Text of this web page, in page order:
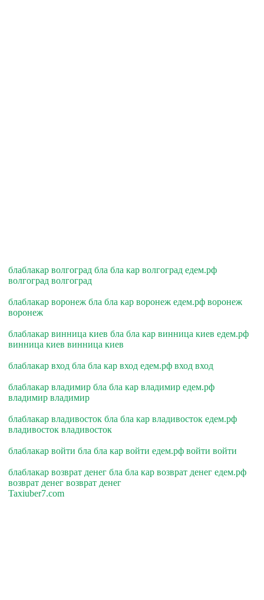
блаблакар волгоград бла бла кар волгоград едем.рф
волгоград волгоград
блаблакар воронеж бла бла кар воронеж едем.рф воронеж
воронеж
блаблакар винница киев бла бла кар винница киев едем.рф
винница киев винница киев
блаблакар вход бла бла кар вход едем.рф вход вход
блаблакар владимир бла бла кар владимир едем.рф
владимир владимир
блаблакар владивосток бла бла кар владивосток едем.рф
владивосток владивосток
блаблакар войти бла бла кар войти едем.рф войти войти
блаблакар возврат денег бла бла кар возврат денег едем.рф
возврат денег возврат денег
Taxiuber7.com